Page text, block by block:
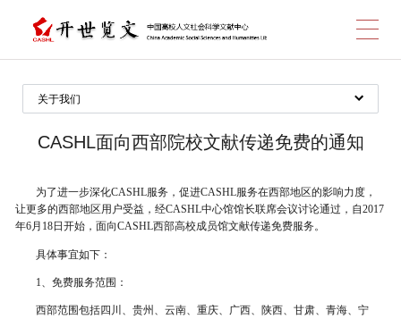
跳
转
到
关于我们
中心馆一览
服务馆一览
成员馆一览
加入成员馆
帮助中心
CASHL面向西部院校文献传递免费的通知
为了进一步深化CASHL服务，促进CASHL服务在西部地区的影响力度，
让更多的西部地区用户受益，经CASHL中心馆馆长联席会议讨论通过，自2017
年6月18日开始，面向CASHL西部高校成员馆文献传递免费服务。
具体事宜如下：
1、免费服务范围：
西部范围包括四川、贵州、云南、重庆、广西、陕西、甘肃、青海、宁